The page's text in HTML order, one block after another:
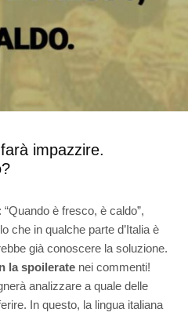
impazzire.
è fresco, è caldo”,
che in qualche parte d’Italia è
già conoscere la soluzione.
la spoilerate nei commenti!
analizzare a quale delle
In questo, la lingua italiana